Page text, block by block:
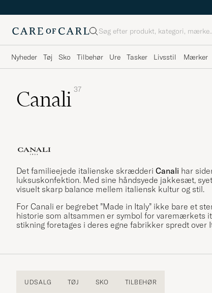
Søg
Nyheder Tøj Sko Tilbehør Ure Tasker Livsstil Mærker
Canali 37
Det familieejede italienske skrædderi Canali har
luksuskonfektion. Med sine håndsyede jakkesæt,
visuelt skarp balance mellem italiensk kultur og stil.
For Canali er begrebet ”Made in Italy” ikke bare et
historie som altsammen er symbol for varemærkets
stikning foretages i deres egne fabrikker spredt
UDSALG TØJ SKO TILBEHØR